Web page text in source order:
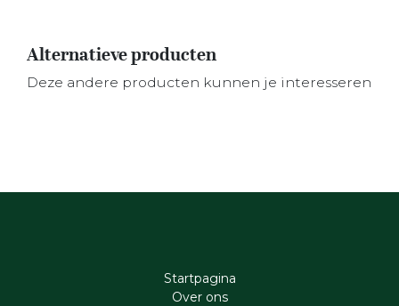
Alternatieve producten
Deze andere producten kunnen je interesseren
Startpagina
Ove​r​ ons